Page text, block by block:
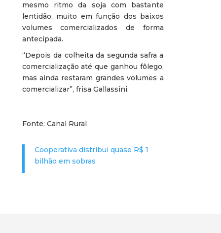
mesmo ritmo da soja com bastante
lentidão, muito em função dos baixos
volumes comercializados de forma
antecipada.
“Depois da colheita da segunda safra a
comercialização até que ganhou fôlego,
mas ainda restaram grandes volumes a
comercializar”, frisa Gallassini.
Fonte: Canal Rural
Cooperativa distribui quase R$ 1
bilhão em sobras